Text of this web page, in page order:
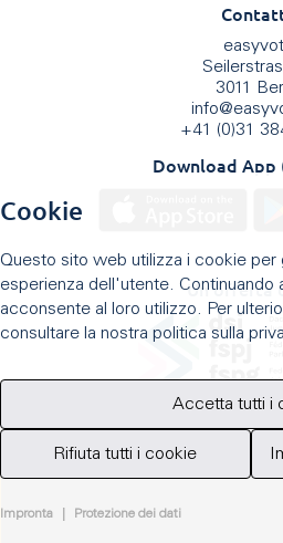
3011
info@
+41 (0)31
Download App
Un'offerta
Cookie
Questo sito web utilizza i cookie per
esperienza dell'utente. Continuando
acconsente al loro utilizzo. Per
consultare la nostra politica sulla
Accetta tutti i
Rifiuta tutti i cookie
Impronta Protezione dei dati